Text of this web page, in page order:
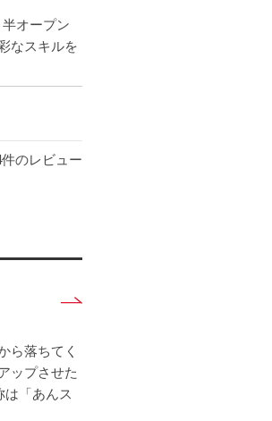
オープン
なスキルを
件のレビュー
ら落ちてく
ップさせた
は「あんス